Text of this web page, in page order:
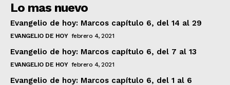
Lo mas nuevo
Evangelio de hoy: Marcos capítulo 6, del 14 al 29
EVANGELIO DE HOY febrero 4, 2021
Evangelio de hoy: Marcos capítulo 6, del 7 al 13
EVANGELIO DE HOY febrero 4, 2021
Evangelio de hoy: Marcos capítulo 6, del 1 al 6